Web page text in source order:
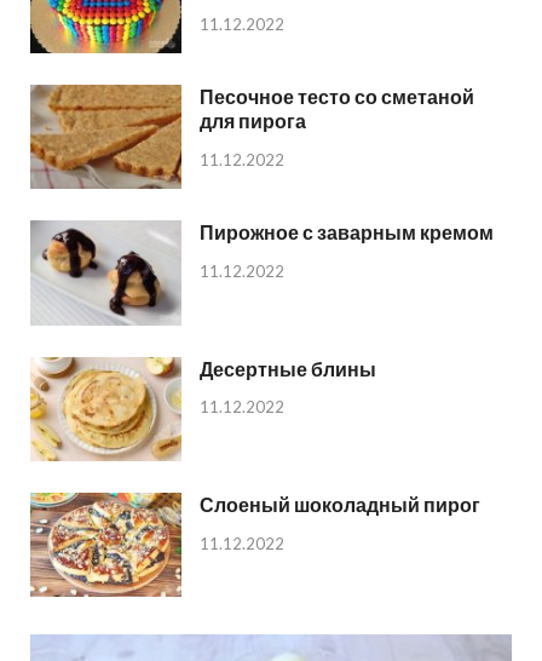
11.12.2022
Песочное тесто со сметаной
для пирога
11.12.2022
Пирожное с заварным кремом
11.12.2022
Десертные блины
11.12.2022
Слоеный шоколадный пирог
11.12.2022